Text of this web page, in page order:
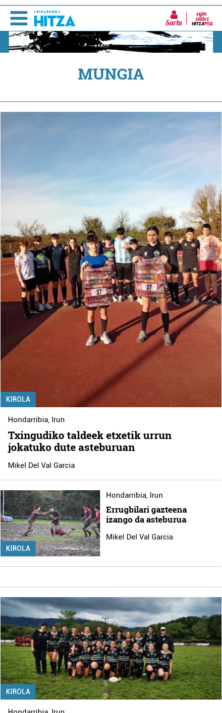
Sartu
MUNGIA
KIROLA
Hondarribia, Irun
Txingudiko taldeek etxetik urrun
jokatuko dute asteburuan
Mikel Del Val Garcia
KIROLA
Hondarribia, Irun
Errugbilari gazteena
izango da asteburua
Mikel Del Val Garcia
KIROLA